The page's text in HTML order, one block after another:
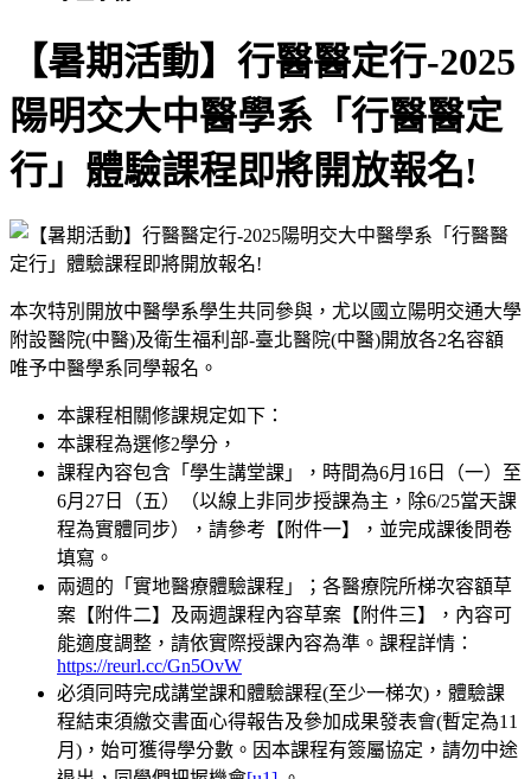
【暑期活動】行醫醫定行-2025
陽明交大中醫學系「行醫醫定
行」體驗課程即將開放報名!
本次特別開放中醫學系學生共同參與，尤以國立陽明交通大學
附設醫院(中醫)及衛生福利部-臺北醫院(中醫)開放各2名容額
唯予中醫學系同學報名。
本課程相關修課規定如下：
本課程為選修2學分，
課程內容包含「學生講堂課」，時間為6月16日（一）至
6月27日（五）（以線上非同步授課為主，除6/25當天課
程為實體同步），請參考【附件一】，並完成課後問卷
填寫。
兩週的「實地醫療體驗課程」；各醫療院所梯次容額草
案【附件二】及兩週課程內容草案【附件三】，內容可
能適度調整，請依實際授課內容為準。課程詳情：
https://reurl.cc/Gn5OvW
必須同時完成講堂課和體驗課程(至少一梯次)，體驗課
程結束須繳交書面心得報告及參加成果發表會(暫定為11
月)，始可獲得學分數。因本課程有簽屬協定，請勿中途